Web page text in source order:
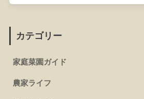
カテゴリー
家庭菜園ガイド
農家ライフ